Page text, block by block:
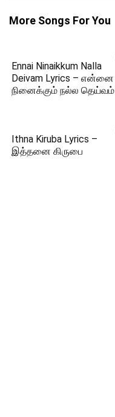
More Songs For You
Ennai Ninaikkum Nalla
Deivam Lyrics – என்னை
நினைக்கும் நல்ல தெய்வம்
Ithna Kiruba Lyrics –
இத்தனை கிருபை